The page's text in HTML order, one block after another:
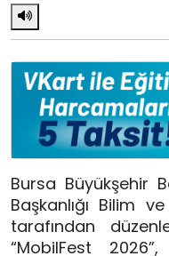
Bursa Büyükşehir
Başkanlığı Bilim
tarafından
“MobilFest